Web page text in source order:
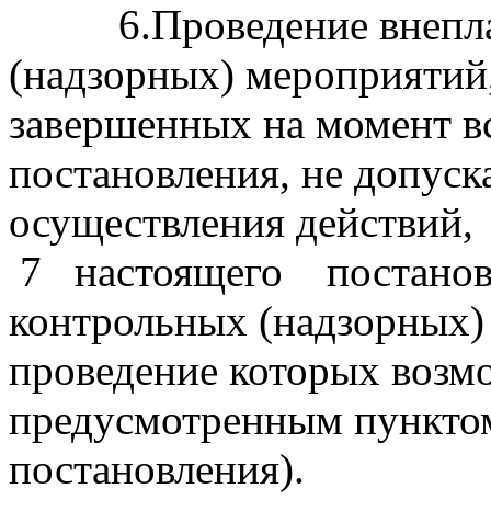
6.Проведение
(надзорных)
завершенных на момент
постановления, не
осуществления
7 настоящего
контрольных
проведение которых
предусмотренным
постановления).